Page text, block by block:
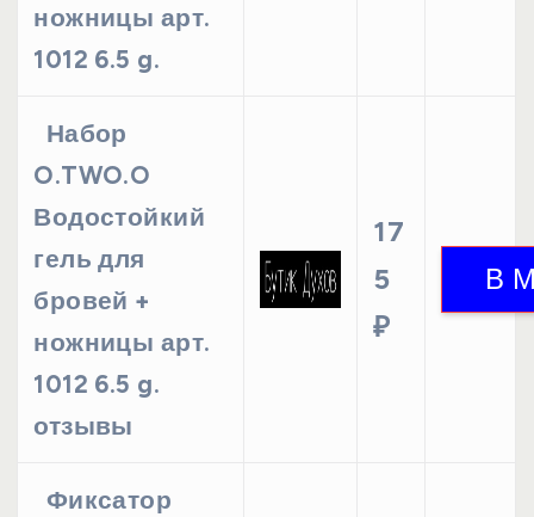
ножницы арт.
1012 6.5 g.
Набор
O.TWO.O
Водостойкий
гель для
бровей +
ножницы арт.
1012 6.5 g.
отзывы
17
5
₽
Фиксатор